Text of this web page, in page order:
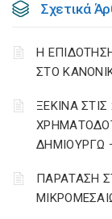
Σχετικά
Η
ΣΤΟ
ΞΕΚΙΝΑ
ΔΗΜΙΟΥΡΓΩ
ΠΑΡΑΤΑΣΗ